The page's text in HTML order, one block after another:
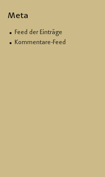
Meta
Feed der Einträge
Kommentare-Feed